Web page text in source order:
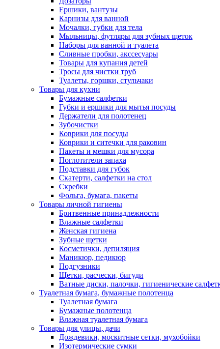
Ершики, вантузы
Карнизы для ванной
Мочалки, губки для тела
Мыльницы, футляры для зубных щеток
Наборы для ванной и туалета
Сливные пробки, акссесуары
Товары для купания детей
Тросы для чистки труб
Туалеты, горшки, стульчаки
Товары для кухни
Бумажные салфетки
Губки и ершики для мытья посуды
Держатели для полотенец
Зубочистки
Коврики для посуды
Коврики и ситечки для раковин
Пакеты и мешки для мусора
Поглотители запаха
Подставки для губок
Скатерти, салфетки на стол
Скребки
Фольга, бумага, пакеты
Товары личной гигиены
Бритвенные принадлежности
Влажные салфетки
Женская гигиена
Зубные щетки
Косметички, депиляция
Маникюр, педикюр
Подгузники
Щетки, расчески, бигуди
Ватные диски, палочки, гигиенические
Туалетная бумага, бумажные полотенца
Туалетная бумага
Бумажные полотенца
Влажная туалетная бумага
Товары для улицы, дачи
Дождевики, москитные сетки, мухобойки
Изотермические сумки